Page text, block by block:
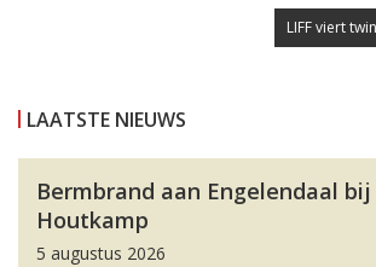
LIFF viert
LAATSTE NIEUWS
Bermbrand aan Engelendaal bij
Houtkamp
5 augustus 2026